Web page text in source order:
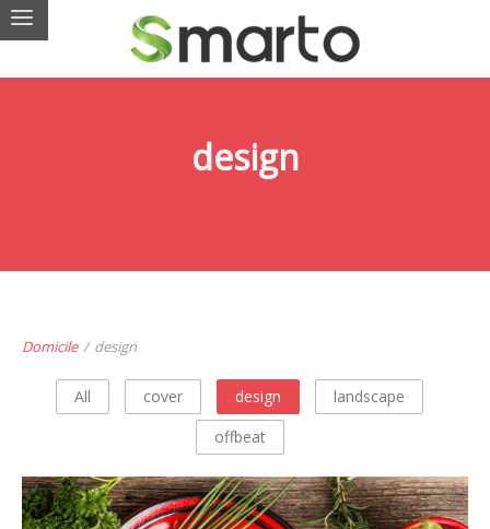
design
Domicile / design
All cover design
landscape
offbeat